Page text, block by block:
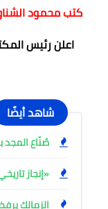
كتب محمود
اعلن رئيس
شاهد أيضًا
صُنّاع المجد براعم 2014 وقطاع الشباب لمنصات التتويج
«إنجاز
الزمالك